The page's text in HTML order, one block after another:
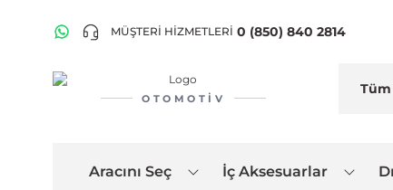
MÜŞTERİ HİZMETLERİ 0 (850) 840 2814
OTOMOTIV
Aracını Seç İç Aksesuarlar